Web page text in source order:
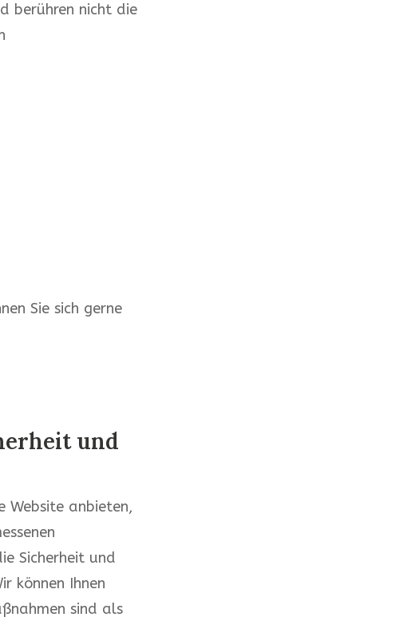
berühren nicht die
Sie sich gerne
und
Website anbieten,
Sicherheit und
können Ihnen
sind als